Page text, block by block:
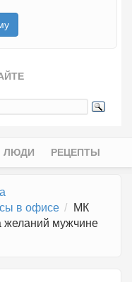
ЛЮДИ РЕЦЕПТЫ
в офисе
МК
желаний мужчине